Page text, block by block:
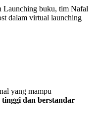
Launching buku, tim Nafal
dalam virtual launching
yang mampu
dan berstandar